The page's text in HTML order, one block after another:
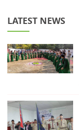
LATEST NEWS